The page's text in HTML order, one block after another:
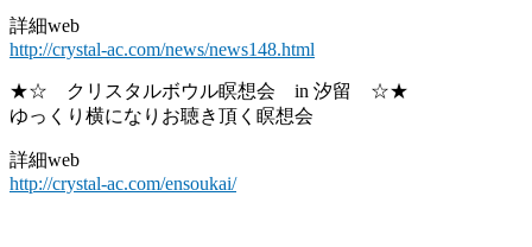
詳細web
http://crystal-ac.com/news/news148.html
★☆ クリスタルボウル瞑想会 in 汐留 ☆★
ゆっくり横になりお聴き頂く瞑想会
詳細web
http://crystal-ac.com/ensoukai/